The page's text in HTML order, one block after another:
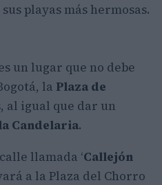
playas más hermosas.
un lugar que no debe
la Plaza de
al igual que dar un
Candelaria.
llamada ‘Callejón
a la Plaza del Chorro